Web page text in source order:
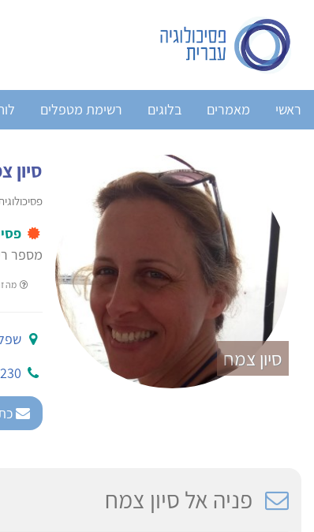
ראשי מאמרים בלוגים רשימת מטפלים
סיון צמח
סיון
מספר
מה
פניה אל סיון צמח